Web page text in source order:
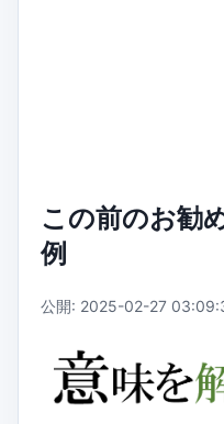
この前のお勧
例
公開: 2025-02-27